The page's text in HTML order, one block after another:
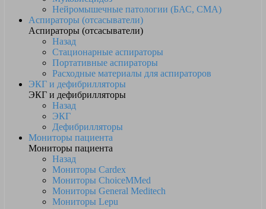
Нейромышечные патологии (БАС, СМА)
Аспираторы (отсасыватели)
Аспираторы (отсасыватели)
Назад
Стационарные аспираторы
Портативные аспираторы
Расходные материалы для аспираторов
ЭКГ и дефибрилляторы
ЭКГ и дефибрилляторы
Назад
ЭКГ
Дефибрилляторы
Мониторы пациента
Мониторы пациента
Назад
Мониторы Cardex
Мониторы ChoiceMMed
Мониторы General Meditech
Мониторы Lepu